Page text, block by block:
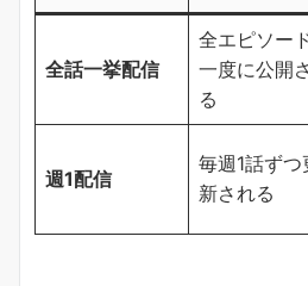
全話一挙配信
全エピソー
一度に公開
る
週1配信
毎週1話ずつ
新される